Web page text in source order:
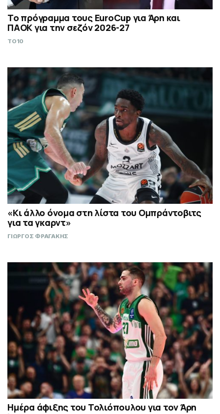
Το πρόγραμμα τους EuroCup για Άρη και
ΠΑΟΚ για την σεζόν 2026-27
TO10
«Kι άλλο όνομα στη λίστα του Ομπράντοβιτς
για τα γκαρντ»
ΓΙΩΡΓΟΣ ΦΡΑΓΑΚΗΣ
Ημέρα άφιξης του Τολιόπουλου για τον Άρη